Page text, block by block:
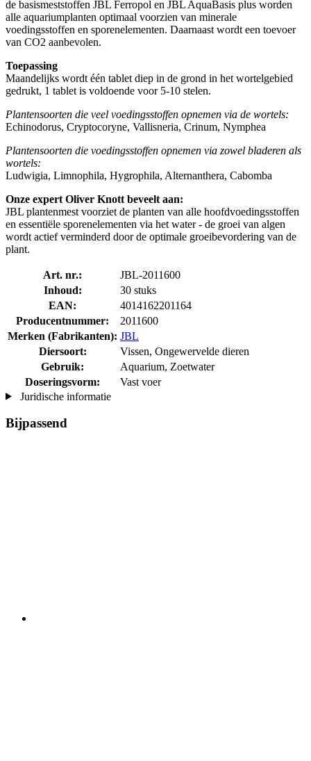
de basismeststoffen JBL Ferropol en JBL AquaBasis plus worden
alle aquariumplanten optimaal voorzien van minerale
voedingsstoffen en sporenelementen. Daarnaast wordt een toevoer
van CO2 aanbevolen.
Toepassing
Maandelijks wordt één tablet diep in de grond in het wortelgebied
gedrukt, 1 tablet is voldoende voor 5-10 stelen.
Plantensoorten die veel voedingsstoffen opnemen via de wortels:
Echinodorus, Cryptocoryne, Vallisneria, Crinum, Nymphea
Plantensoorten die voedingsstoffen opnemen via zowel bladeren als
wortels:
Ludwigia, Limnophila, Hygrophila, Alternanthera, Cabomba
Onze expert Oliver Knott beveelt aan:
JBL plantenmest voorziet de planten van alle hoofdvoedingsstoffen
en essentiële sporenelementen via het water - de groei van algen
wordt actief verminderd door de optimale groeibevordering van de
plant.
Art. nr.:
JBL-2011600
Inhoud:
30 stuks
EAN:
4014162201164
Producentnummer:
2011600
Merken (Fabrikanten): JBL
Diersoort:
Vissen, Ongewervelde dieren
Gebruik:
Aquarium, Zoetwater
Doseringsvorm:
Vast voer
Juridische informatie
Bijpassend